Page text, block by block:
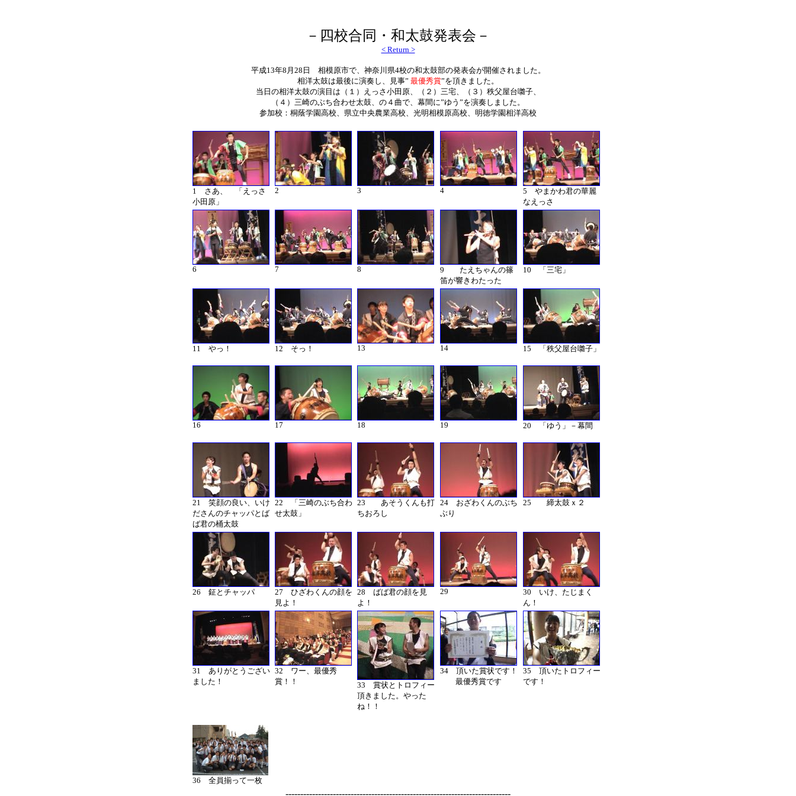
－四校合同・和太鼓発表会－
< Return >
平成13年8月28日 相模原市で、神奈川県4校の和太鼓部の発表会が開催されました。
相洋太鼓は最後に演奏し、見事” 最優秀賞”を頂きました。
当日の相洋太鼓の演目は（１）えっさ小田原、（２）三宅、（３）秩父屋台囃子、
（４）三崎のぶち合わせ太鼓、の４曲で、幕間に”ゆう”を演奏しました。
参加校：桐蔭学園高校、県立中央農業高校、光明相模原高校、明徳学園相洋高校
1 さあ、 「えっさ
小田原」
2 3 4
5 やまかわ君の華麗
なえっさ
6 7 8
9 たえちゃんの篠
笛が響きわたった
10 「三宅」
11 やっ！ 12 そっ！ 13 14 15 「秩父屋台囃子」
16 17 18 19 20 「ゆう」－幕間
21 笑顔の良い、いけ
ださんのチャッパとば
ば君の桶太鼓
22 「三崎のぶち合わ
せ太鼓」
23 あそうくんも打
ちおろし
24 おざわくんのぶち
ぶり
25 締太鼓ｘ２
26 鉦とチャッパ
27 ひざわくんの顔を
見よ！
28 ばば君の顔を見
よ！
29
30 いけ、たじまく
ん！
31 ありがとうござい
ました！
32 ワー、最優秀
賞！！
33 賞状とトロフィー
頂きました。やった
ね！！
34 頂いた賞状です！
最優秀賞です
35 頂いたトロフィー
です！
36 全員揃って一枚
----------------------------------------------------------------------------